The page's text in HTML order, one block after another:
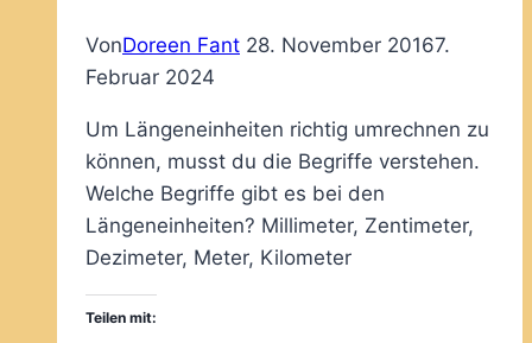
VonDoreen Fant 28. November 20167.
Februar 2024
Um Längeneinheiten richtig umrechnen zu
können, musst du die Begriffe verstehen.
Welche Begriffe gibt es bei den
Längeneinheiten? Millimeter, Zentimeter,
Dezimeter, Meter, Kilometer
Teilen mit: